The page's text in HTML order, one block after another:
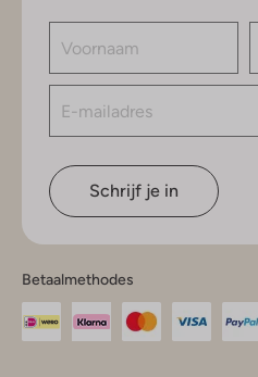
Schrijf je in
Betaalmethodes